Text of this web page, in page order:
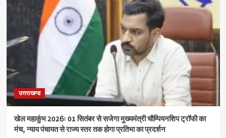
उत्तराखण्ड
खेल महाकुंभ 2026ः 01 सितंबर से सजेगा मुख्यमंत्री चौम्पियनशिप ट्रॉफी का
मंच, न्याय पंचायत से राज्य स्तर तक होगा प्रतिभा का प्रदर्शन